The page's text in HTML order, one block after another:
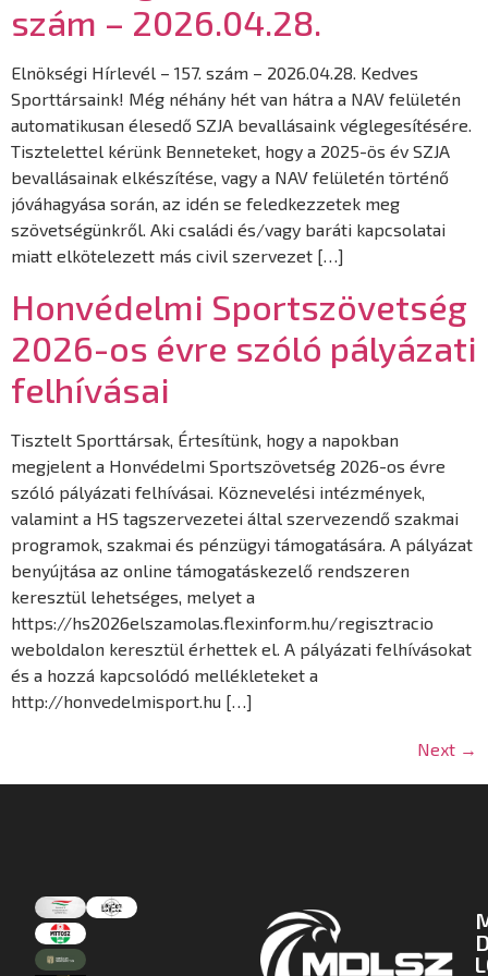
szám – 2026.04.28.
Elnökségi Hírlevél – 157. szám – 2026.04.28. Kedves
Sporttársaink! Még néhány hét van hátra a NAV felületén
automatikusan élesedő SZJA bevallásaink véglegesítésére.
Tisztelettel kérünk Benneteket, hogy a 2025-ös év SZJA
bevallásainak elkészítése, vagy a NAV felületén történő
jóváhagyása során, az idén se feledkezzetek meg
szövetségünkről. Aki családi és/vagy baráti kapcsolatai
miatt elkötelezett más civil szervezet […]
Honvédelmi Sportszövetség
2026-os évre szóló pályázati
felhívásai
Tisztelt Sporttársak, Értesítünk, hogy a napokban
megjelent a Honvédelmi Sportszövetség 2026-os évre
szóló pályázati felhívásai. Köznevelési intézmények,
valamint a HS tagszervezetei által szervezendő szakmai
programok, szakmai és pénzügyi támogatására. A pályázat
benyújtása az online támogatáskezelő rendszeren
keresztül lehetséges, melyet a
https://hs2026elszamolas.flexinform.hu/regisztracio
weboldalon keresztül érhettek el. A pályázati felhívásokat
és a hozzá kapcsolódó mellékleteket a
http://honvedelmisport.hu […]
Next →